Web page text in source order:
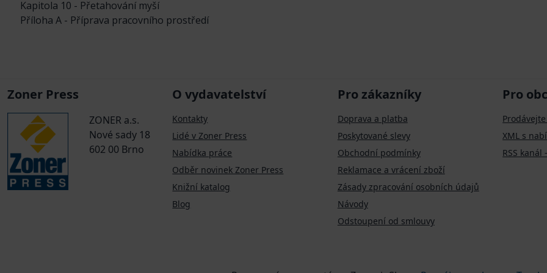
Kapitola 10 - Přetahování myší
Příloha A - Příprava pracovního prostředí
Zoner Press
ZONER a.s.
Nové sady 18
602 00 Brno
O vydavatelství
Kontakty
Lidé v Zoner Press
Nabídka práce
Odběr novinek Zoner Press
Knižní katalog
Blog
Pro zákazníky
Doprava a platba
Poskytované slevy
Obchodní podmínky
Reklamace a vrácení zboží
Zásady zpracování osobních údajů
Návody
Odstoupení od smlouvy
Pro
XML s
RSS kanál